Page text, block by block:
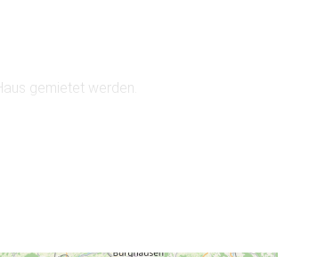
gemietet werden.
Gruppenhäuser das Große und das Kleine